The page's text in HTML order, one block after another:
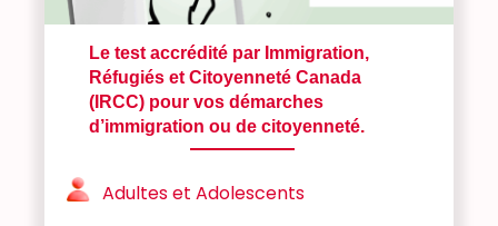
Le test accrédité par Immigration,
Réfugiés et Citoyenneté Canada
(IRCC) pour vos démarches
d’immigration ou de citoyenneté.
Adultes et Adolescents